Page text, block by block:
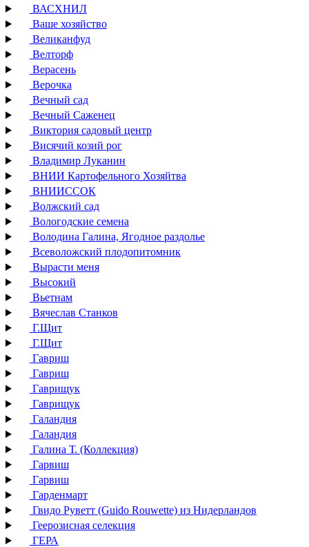
ВАСХНИЛ
Ваше хозяйство
Великанфуд
Велторф
Верасень
Верочка
Вечный сад
Вечный Саженец
Виктория садовый центр
Висячий козий рог
Владимир Луканин
ВНИИ Картофельного Хозяйтва
ВНИИССОК
Волжский сад
Вологодские семена
Володина Галина, Ягодное раздолье
Всеволожский плодопитомник
Вырасти меня
Высокий
Вьетнам
Вячеслав Станков
Г.Щит
Г.Щит
Гавриш
Гавриш
Гаврищук
Гаврищук
Галандия
Галандия
Галина Т. (Коллекция)
Гарвиш
Гарвиш
Гарденмарт
Гвидо Руветт (Guido Rouwette) из Нидерландов
Геерозисная селекция
ГЕРА